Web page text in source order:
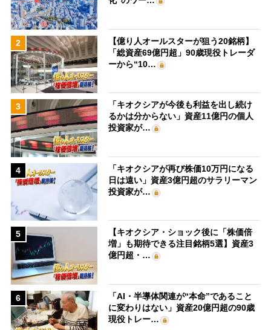
2
【億り人オールスターが狙う20銘柄】
「総資産69億円超」90歳現役トレーダ
ーから“10…
3
「キオクシアが今後も利益を出し続け
るかは分からない」資産11億円の個人
投資家が…
4
「キオクシアが再び株価10万円になる
日は遠い」資産3億円超のサラリーマン
投資家が…
5
【キオクシア・ショック後に「株価倍
増」も期待できる注目銘柄5選】資産3
億円超・…
6
「AI・半導体関連が“本命”であること
に変わりはない」資産20億円超の90歳
現役トレー…